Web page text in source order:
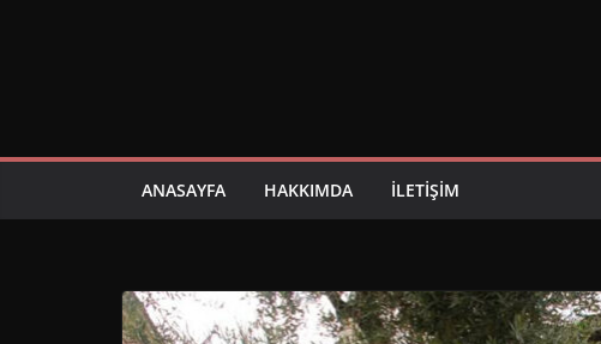
ANASAYFA HAKKIMDA İLETIŞIM